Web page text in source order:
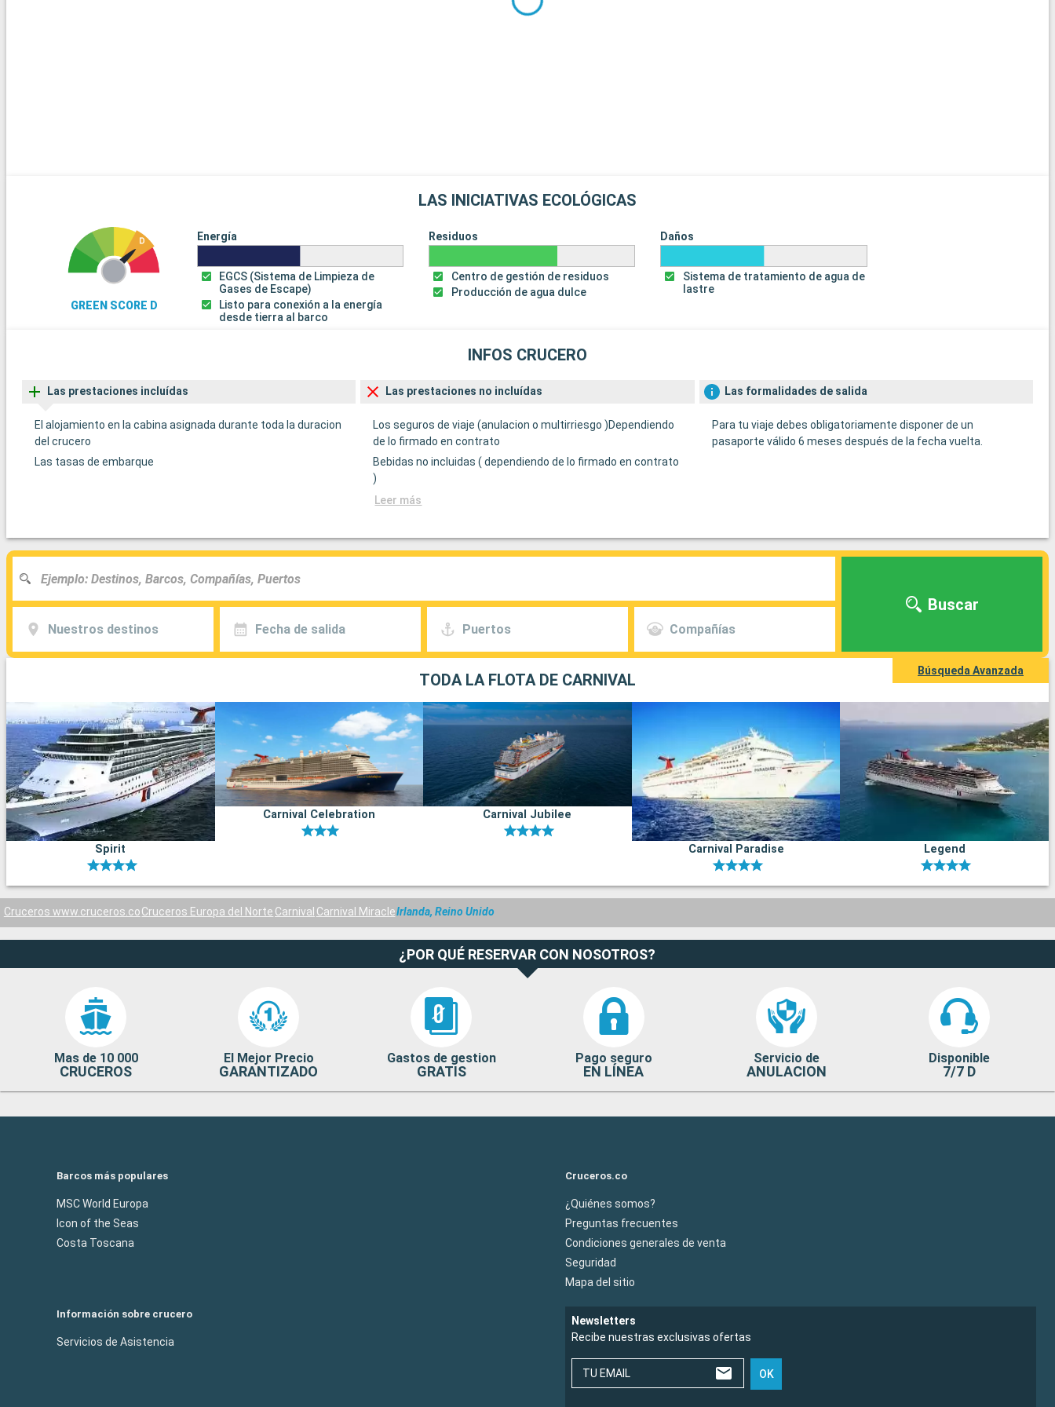
LAS INICIATIVAS ECOLÓGICAS
GREEN SCORE D
Energía
EGCS (Sistema de Limpieza de
Gases de Escape)
Listo para conexión a la energía
desde tierra al barco
Residuos
Centro de gestión de residuos
Producción de agua dulce
Daños
Sistema de tratamiento de agua de
lastre
INFOS CRUCERO
Las prestaciones incluídas
El alojamiento en la cabina asignada durante toda la duracion
del crucero
Las tasas de embarque
Las prestaciones no incluídas
Los seguros de viaje (anulacion o multirriesgo )Dependiendo
de lo firmado en contrato
Bebidas no incluidas ( dependiendo de lo firmado en contrato
)
Leer más
Las formalidades de salida
Para tu viaje debes obligatoriamente disponer de un
pasaporte válido 6 meses después de la fecha vuelta.
Nuestros destinos Fecha de salida Puertos Compañías
Buscar
Búsqueda Avanzada
TODA LA FLOTA DE CARNIVAL
Spirit
Carnival Celebration Carnival Jubilee
Carnival Paradise Legend
Cruceros www.cruceros.coCruceros Europa del Norte Carnival Carnival MiracleIrlanda, Reino Unido
¿POR QUÉ RESERVAR CON NOSOTROS?
Mas de 10 000
CRUCEROS
El Mejor Precio
GARANTIZADO
Gastos de gestion
GRATIS
Pago seguro
EN LÍNEA
Servicio de
ANULACION
Disponible
7/7 D
Barcos más populares
MSC World Europa
Icon of the Seas
Costa Toscana
Cruceros.co
¿Quiénes somos?
Preguntas frecuentes
Condiciones generales de venta
Seguridad
Mapa del sitio
Información sobre crucero
Servicios de Asistencia
Newsletters
Recibe nuestras exclusivas ofertas
TU EMAIL OK